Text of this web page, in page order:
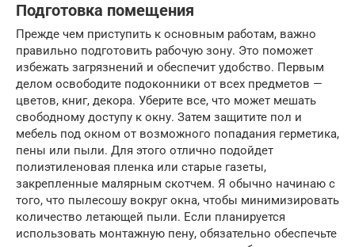
Подготовка помещения
Прежде чем приступить к основным работам, важно
правильно подготовить рабочую зону. Это поможет
избежать загрязнений и обеспечит удобство. Первым
делом освободите подоконники от всех предметов —
цветов, книг, декора. Уберите все, что может мешать
свободному доступу к окну. Затем защитите пол и
мебель под окном от возможного попадания герметика,
пены или пыли. Для этого отлично подойдет
полиэтиленовая пленка или старые газеты,
закрепленные малярным скотчем. Я обычно начинаю с
того, что пылесошу вокруг окна, чтобы минимизировать
количество летающей пыли. Если планируется
использовать монтажную пену, обязательно обеспечьте